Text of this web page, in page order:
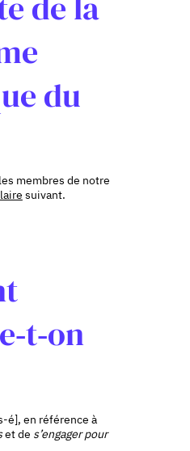
du
membres de notre
suivant.
é], en référence à
et de s’engager pour